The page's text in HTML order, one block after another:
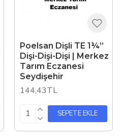
Poelsan Dişli TE 1¼”
Dişi-Dişi-Dişi | Merkez
Tarım Eczanesi
Seydişehir
144,43TL
SEPETE EKLE